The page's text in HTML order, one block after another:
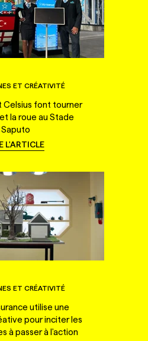
ET CRÉATIVITÉ
Celsius font tourner
la roue au Stade
Saputo
L'ARTICLE
ET CRÉATIVITÉ
utilise une
pour inciter les
à passer à l'action